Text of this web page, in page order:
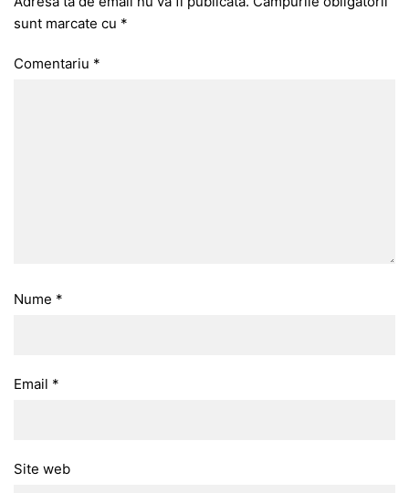
sunt marcate cu *
Comentariu *
Nume *
Email *
Site web